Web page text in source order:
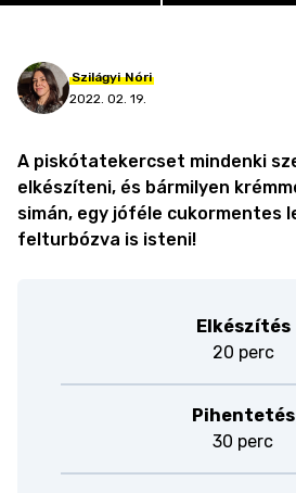
Szilágyi Nóri
2022. 02. 19.
A piskótatekercset mindenki
elkészíteni, és bármilyen
simán, egy jóféle cukormentes
felturbózva is isteni!
Elkészítés
20 perc
Pihentetés
30 perc